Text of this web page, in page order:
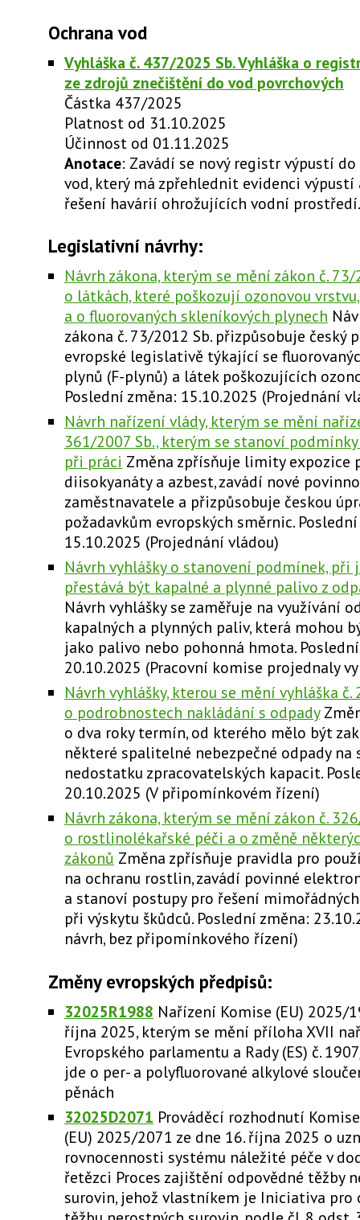
Ochrana vod
Vyhláška č. 437/2025 Sb. Vyhláška o
ze zdrojů znečištění do vod povrchových
Částka 437/2025
Platnost od 31.10.2025
Účinnost od 01.11.2025
Anotace: Zavádí se nový registr výpustí
vod, který má zpřehlednit evidenci výpustí
řešení havárií ohrožujících vodní prostředí.
Legislativní návrhy:
Návrh zákona, kterým se mění zákon č. 73/
o látkách, které poškozují ozonovou vrstvu,
a o fluorovaných skleníkových plynech
zákona č. 73/2012 Sb. přizpůsobuje český
evropské legislativě týkající se
plynů (F-plynů) a látek poškozujících
Poslední změna: 15.10.2025 (Projednání
Návrh nařízení vlády, kterým se mění
361/2007 Sb., kterým se stanoví
při práci Změna zpřísňuje limity expozice
diisokyanáty a azbest, zavádí nové
zaměstnavatele a přizpůsobuje českou
požadavkům evropských směrnic.
15.10.2025 (Projednání vládou)
Návrh vyhlášky o stanovení podmínek, při
přestává být kapalné a plynné palivo z
Návrh vyhlášky se zaměřuje na využívání
kapalných a plynných paliv, která mohou
jako palivo nebo pohonná hmota.
20.10.2025 (Pracovní komise projednaly
Návrh vyhlášky, kterou se mění vyhláška č.
o podrobnostech nakládání s odpady
o dva roky termín, od kterého mělo být
některé spalitelné nebezpečné odpady na
nedostatku zpracovatelských kapacit.
20.10.2025 (V připomínkovém řízení)
Návrh zákona, kterým se mění zákon č.
o rostlinolékařské péči a o změně
zákonů Změna zpřísňuje pravidla pro
na ochranu rostlin, zavádí povinné
a stanoví postupy pro řešení
při výskytu škůdců. Poslední změna:
návrh, bez připomínkového řízení)
Změny evropských předpisů:
32025R1988 Nařízení Komise (EU) 2025/
října 2025, kterým se mění příloha XVII
Evropského parlamentu a Rady (ES) č.
jde o per- a polyfluorované alkylové
pěnách
32025D2071 Prováděcí rozhodnutí Komise
(EU) 2025/2071 ze dne 16. října 2025 o
rovnocennosti systému náležité péče v
řetězci Proces zajištění odpovědné těžby
surovin, jehož vlastníkem je Iniciativa pro